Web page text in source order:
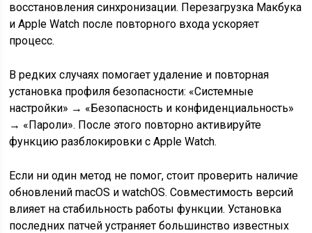
восстановления синхронизации. Перезагрузка Макбука
и Apple Watch после повторного входа ускоряет
процесс.
В редких случаях помогает удаление и повторная
установка профиля безопасности: «Системные
настройки» → «Безопасность и конфиденциальность»
→ «Пароли». После этого повторно активируйте
функцию разблокировки с Apple Watch.
Если ни один метод не помог, стоит проверить наличие
обновлений macOS и watchOS. Совместимость версий
влияет на стабильность работы функции. Установка
последних патчей устраняет большинство известных